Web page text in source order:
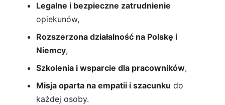
Legalne i bezpieczne zatrudnienie
opiekunów,
Rozszerzona działalność na Polskę i
Niemcy,
Szkolenia i wsparcie dla pracowników,
Misja oparta na empatii i szacunku do
każdej osoby.